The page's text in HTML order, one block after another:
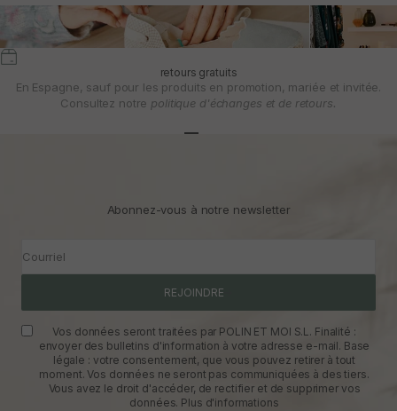
retours gratuits
En Espagne, sauf pour les produits en promotion, mariée et invitée.
Consultez notre politique d'échanges et de retours.
Abonnez-vous à notre newsletter
Courriel
REJOINDRE
Vos données seront traitées par POLIN ET MOI S.L. Finalité :
envoyer des bulletins d'information à votre adresse e-mail. Base
légale : votre consentement, que vous pouvez retirer à tout
moment. Vos données ne seront pas communiquées à des tiers.
Vous avez le droit d'accéder, de rectifier et de supprimer vos
données. Plus d'informations